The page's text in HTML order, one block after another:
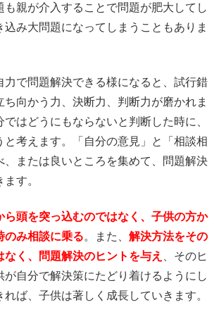
も親が介入することで問題が肥大してし
込み大問題になってしまうこともありま
力で問題解決できる様になると、試行錯
ち向かう力、決断力、判断力が磨かれま
はどうにもならないと判断した時に、
と考えます。「自分の意見」と「相談相
、または良いところを集めて、問題解決
す。
ら頭を突っ込むのではなく、子供の方か
のみ相談に乗る。また、 解決方法をその
なく、問題解決のヒントを与え
、そのヒ
が自分で解決策にたどり着けるようにし
ば、子供は著しく成長していきます。